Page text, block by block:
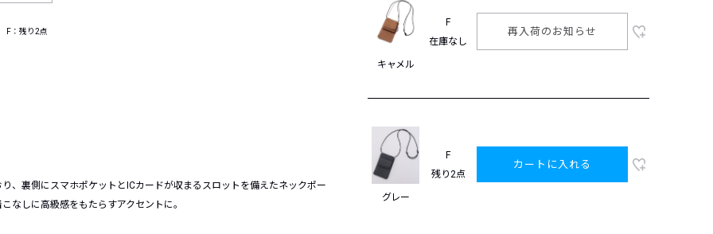
：残り2点
、裏側にスマホポケットとICカードが収まるスロットを備えたネックポー
なしに高級感をもたらすアクセントに。
キャメル
F
在庫なし
再入荷のお知らせ
グレー
F
残り2点
カートに入れる